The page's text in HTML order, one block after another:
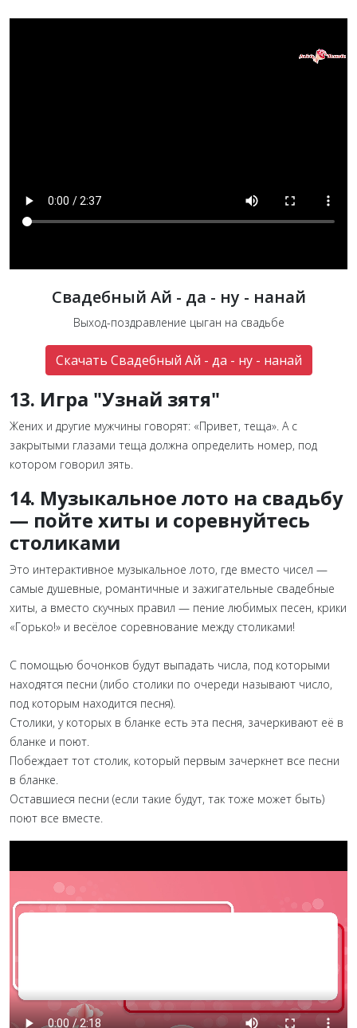
Свадебный Ай - да - ну - нанай
Выход-поздравление цыган на свадьбе
Скачать Свадебный Ай - да - ну - нанай
13. Игра "Узнай зятя"
Жених и другие мужчины говорят: «Привет, теща». А с
закрытыми глазами теща должна определить номер, под
котором говорил зять.
14. Музыкальное лото на свадьбу
— пойте хиты и соревнуйтесь
столиками
Это интерактивное музыкальное лото, где вместо чисел —
самые душевные, романтичные и зажигательные свадебные
хиты, а вместо скучных правил — пение любимых песен, крики
«Горько!» и весёлое соревнование между столиками!
С помощью бочонков будут выпадать числа, под которыми
находятся песни (либо столики по очереди называют число,
под которым находится песня).
Столики, у которых в бланке есть эта песня, зачеркивают её в
бланке и поют.
Побеждает тот столик, который первым зачеркнет все песни
в бланке.
Оставшиеся песни (если такие будут, так тоже может быть)
поют все вместе.